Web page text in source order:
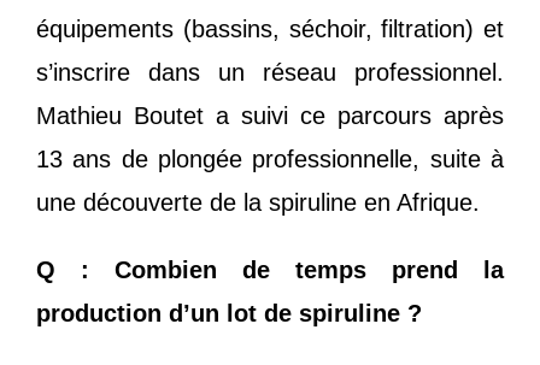
équipements (bassins, séchoir, filtration) et
s’inscrire dans un réseau professionnel.
Mathieu Boutet a suivi ce parcours après
13 ans de plongée professionnelle, suite à
une découverte de la spiruline en Afrique.
Q : Combien de temps prend la
production d’un lot de spiruline ?